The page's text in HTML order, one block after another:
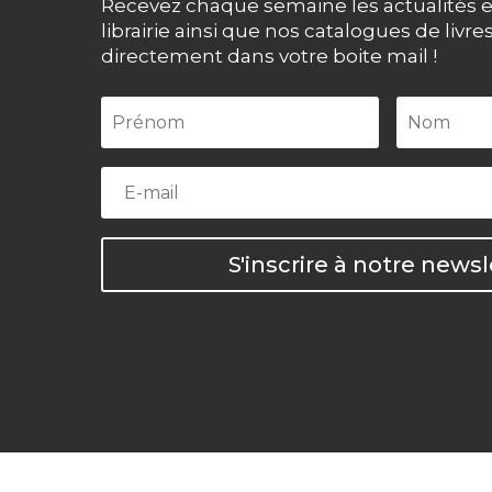
Recevez chaque semaine les actualités
librairie ainsi que nos catalogues de
directement dans votre boite mail !
S'inscrire à notre